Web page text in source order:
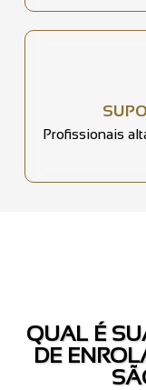
Profissionais
QUAL É
DE